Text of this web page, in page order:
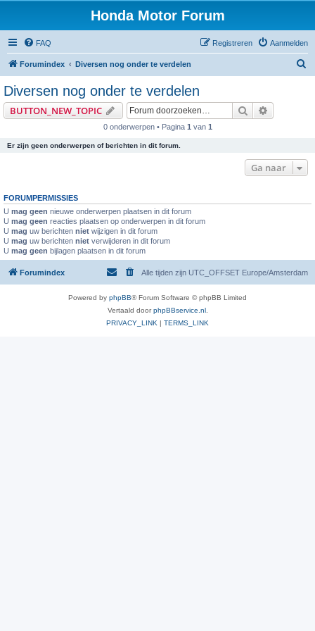
Honda Motor Forum
FAQ Aanmelden
Registreren
Forumindex Diversen nog onder te verdelen
Diversen nog onder te verdelen
BUTTON_NEW_TOPIC Zoeken
0 onderwerpen • Pagina 1 van 1
Er zijn geen onderwerpen of berichten in dit forum.
Ga naar
FORUMPERMISSIES
U mag geen nieuwe onderwerpen plaatsen in dit forum
U mag geen reacties plaatsen op onderwerpen in dit forum
U mag uw berichten niet wijzigen in dit forum
U mag uw berichten niet verwijderen in dit forum
U mag geen bijlagen plaatsen in dit forum
Forumindex Alle tijden zijn UTC_OFFSET Europe/Amsterdam
Powered by phpBB® Forum Software © phpBB Limited
Vertaald doorphpBBservice.nl.
PRIVACY_LINK | TERMS_LINK